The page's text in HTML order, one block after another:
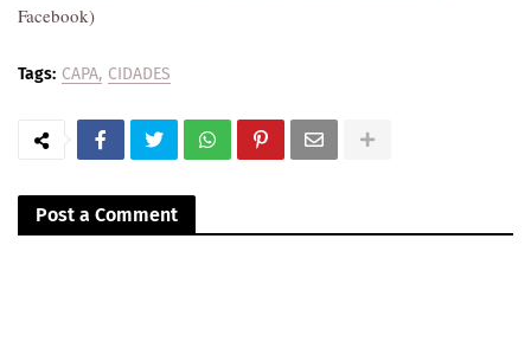
Facebook)
Tags: CAPA CIDADES
Post a Comment